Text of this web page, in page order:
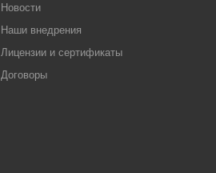
Новости
Наши внедрения
Лицензии и сертификаты
Договоры